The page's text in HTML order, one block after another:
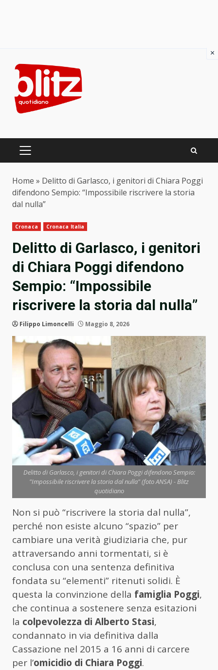
content
PRIMARY
Home » Delitto di Garlasco, i genitori di Chiara Poggi
difendono Sempio: “Impossibile riscrivere la storia
dal nulla”
Cronaca Cronaca Italia
Delitto di Garlasco, i genitori
di Chiara Poggi difendono
Sempio: “Impossibile
riscrivere la storia dal nulla”
Filippo Limoncelli Maggio 8, 2026
Delitto di Garlasco, i genitori di Chiara Poggi difendono Sempio:
"Impossibile riscrivere la storia dal nulla" (foto ANSA) - Blitz
quotidiano
Non si può “riscrivere la storia dal nulla”,
perché non esiste alcuno “spazio” per
cambiare una verità giudiziaria che, pur
attraversando anni tormentati, si è
conclusa con una sentenza definitiva
fondata su “elementi” ritenuti solidi. È
questa la convinzione della famiglia Poggi,
che continua a sostenere senza esitazioni
la colpevolezza di Alberto Stasi,
condannato in via definitiva dalla
Cassazione nel 2015 a 16 anni di carcere
per l’omicidio di Chiara Poggi.
×